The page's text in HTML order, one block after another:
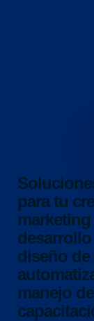
para tu
diseño
manejo